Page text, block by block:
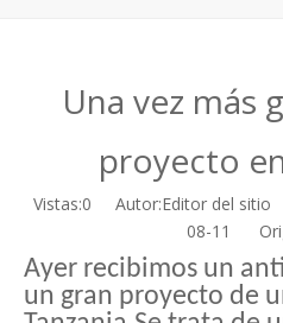
Una vez más
proyecto
Vistas:0 Autor:Editor del sitio
08-11
Ayer recibimos un
un gran proyecto de